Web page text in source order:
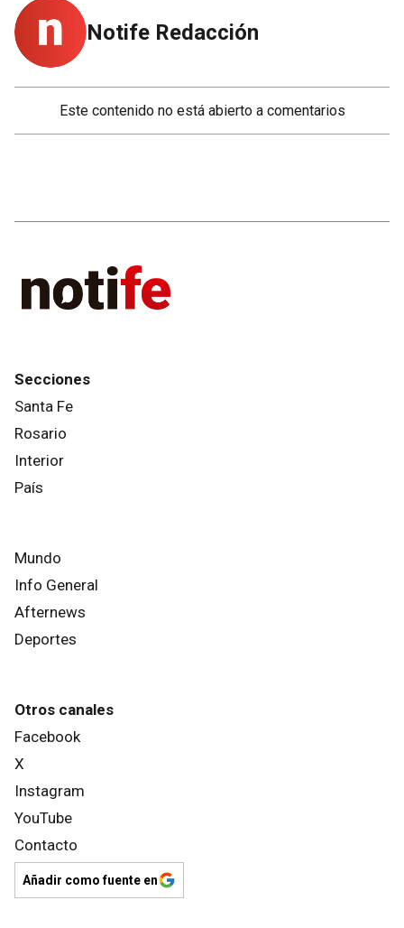
Notife Redacción
Este contenido no está abierto a comentarios
Secciones
Santa Fe
Rosario
Interior
País
Mundo
Info General
Afternews
Deportes
Otros canales
Facebook
X
Instagram
YouTube
Contacto
Añadir como fuente en